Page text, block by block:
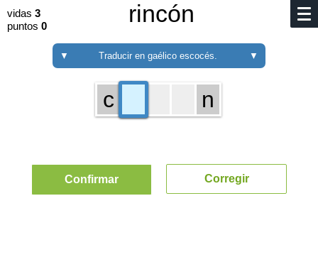
vidas 3
puntos 0 rincón
▼ Traducir en gaélico escocés. ▼